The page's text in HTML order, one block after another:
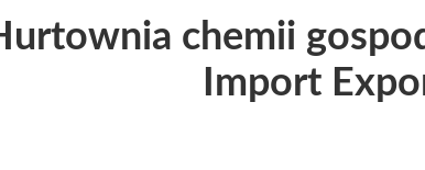
chemii
Import